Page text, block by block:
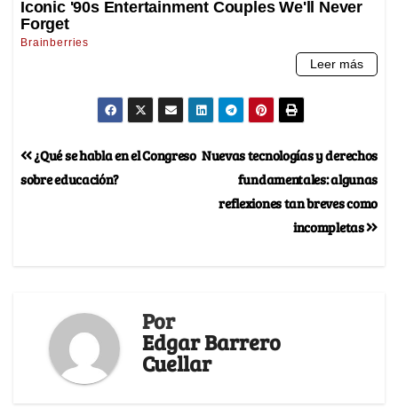
Nuevas tecnologías y derechos
fundamentales: algunas
reflexiones tan breves como
incompletas
¿Qué se habla en el Congreso
sobre educación?
Por
Edgar Barrero
Cuellar